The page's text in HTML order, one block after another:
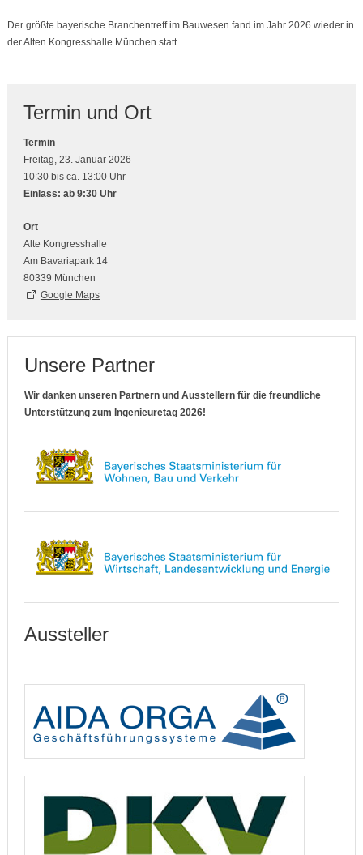
Der größte bayerische Branchentreff im Bauwesen fand im Jahr 2026 wieder in
der Alten Kongresshalle München statt.
Termin und Ort
Termin
Freitag, 23. Januar 2026
10:30 bis ca. 13:00 Uhr
Einlass: ab 9:30 Uhr
Ort
Alte Kongresshalle
Am Bavariapark 14
80339 München
Google Maps
Unsere Partner
Wir danken unseren Partnern und Ausstellern für die freundliche
Unterstützung zum Ingenieuretag 2026!
Aussteller